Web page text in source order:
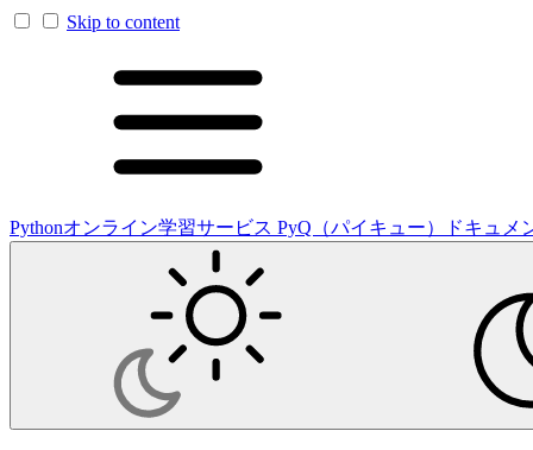
Skip to content
Pythonオンライン学習サービス PyQ（パイキュー）ドキュメ